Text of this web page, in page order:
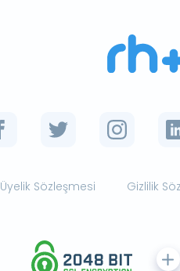
Üyelik Sözleşmesi Gizlilik